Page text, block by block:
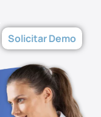
Solicitar Demo